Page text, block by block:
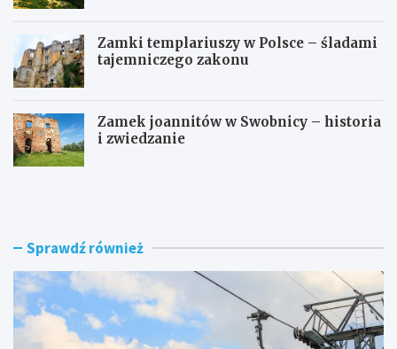
Zamki templariuszy w Polsce – śladami
tajemniczego zakonu
Zamek joannitów w Swobnicy – historia
i zwiedzanie
I
w
w
a
z
D
ś
D
o
l
i
Sprawdź również